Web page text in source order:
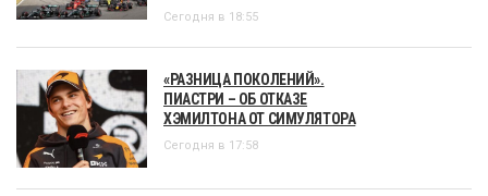
Сегодня в 18:55
«РАЗНИЦА ПОКОЛЕНИЙ».
ПИАСТРИ – ОБ ОТКАЗЕ
ХЭМИЛТОНА ОТ СИМУЛЯТОРА
Сегодня в 17:58